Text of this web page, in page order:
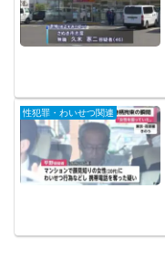
性犯罪・わいせつ関連